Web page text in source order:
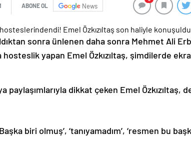
ABONE OL News
sonra ünlenen daha sonra Mehmet Ali
hosteslik yapan Emel Özkızıltaş, şimdilerde
paylaşımlarıyla dikkat çeken Emel Özkızıltaş,
biri olmuş’, ‘tanıyamadım’, ‘resmen bu